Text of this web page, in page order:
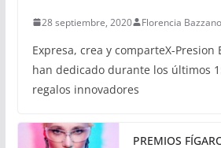
28 septiembre, 2020 Florencia Bazzano
Expresa, crea y comparteX-Presion
han dedicado durante los últimos
regalos innovadores
PREMIOS